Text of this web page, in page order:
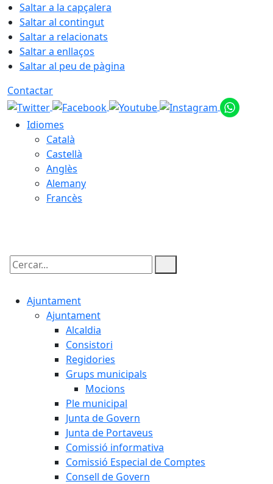
Saltar a la capçalera
Saltar al contingut
Saltar a relacionats
Saltar a enllaços
Saltar al peu de pàgina
Contactar
Idiomes
Català
Castellà
Anglès
Alemany
Francès
Cercar:
Ajuntament
Ajuntament
Alcaldia
Consistori
Regidories
Grups municipals
Mocions
Ple municipal
Junta de Govern
Junta de Portaveus
Comissió informativa
Comissió Especial de Comptes
Consell de Govern